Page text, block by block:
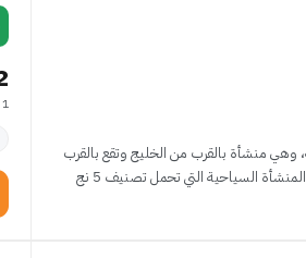
وهي منشأة بالقرب من الخليج وتقع بالقرب
1 ليلة (شامل الضرائب) · 1 غرفة